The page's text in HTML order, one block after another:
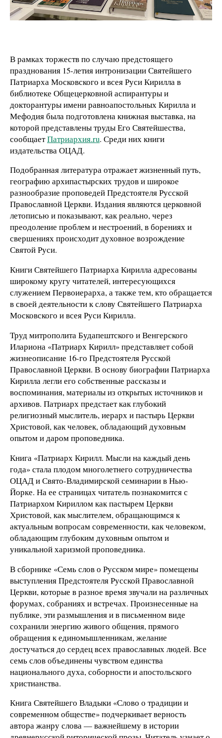
В рамках торжеств по случаю предстоящего
празднования 15-летия интронизации Святейшего
Патриарха Московского и всея Руси Кирилла в
библиотеке Общецерковной аспирантуры и
докторантуры имени равноапостольных Кирилла и
Мефодия была подготовлена книжная выставка, на
которой представлены труды Его Святейшества,
сообщаетПатриархия.ru. Среди них книги
издательства ОЦАД.
Подобранная литература отражает жизненный путь,
географию архипастырских трудов и широкое
разнообразие проповедей Предстоятеля Русской
Православной Церкви. Издания являются церковной
летописью и показывают, как реально, через
преодоление проблем и нестроений, в борениях и
свершениях происходит духовное возрождение
Святой Руси.
Книги Святейшего Патриарха Кирилла адресованы
широкому кругу читателей, интересующихся
служением Первоиерарха, а также тем, кто обращается
в своей деятельности к слову Святейшего Патриарха
Московского и всея Руси Кирилла.
Труд митрополита Будапештского и Венгерского
Илариона «Патриарх Кирилл» представляет собой
жизнеописание 16-го Предстоятеля Русской
Православной Церкви. В основу биографии Патриарха
Кирилла легли его собственные рассказы и
воспоминания, материалы из открытых источников и
архивов. Патриарх предстает как глубокий
религиозный мыслитель, иерарх и пастырь Церкви
Христовой, как человек, обладающий духовным
опытом и даром проповедника.
Книга «Патриарх Кирилл. Мысли на каждый день
года» стала плодом многолетнего сотрудничества
ОЦАД и Свято-Владимирской семинарии в Нью-
Йорке. На ее страницах читатель познакомится с
Патриархом Кириллом как пастырем Церкви
Христовой, как мыслителем, обращающимся к
актуальным вопросам современности, как человеком,
обладающим глубоким духовным опытом и
уникальной харизмой проповедника.
В сборнике «Семь слов о Русском мире» помещены
выступления Предстоятеля Русской Православной
Церкви, которые в разное время звучали на различных
форумах, собраниях и встречах. Произнесенные на
публике, эти размышления и в письменном виде
сохранили энергию живого общения, прямого
обращения к единомышленникам, желание
достучаться до сердец всех православных людей. Все
семь слов объединены чувством единства
национального духа, соборности и апостольского
христианства.
Книга Святейшего Владыки «Слово о традиции и
современном обществе» подчеркивает верность
автора жанру слова — важнейшему в истории